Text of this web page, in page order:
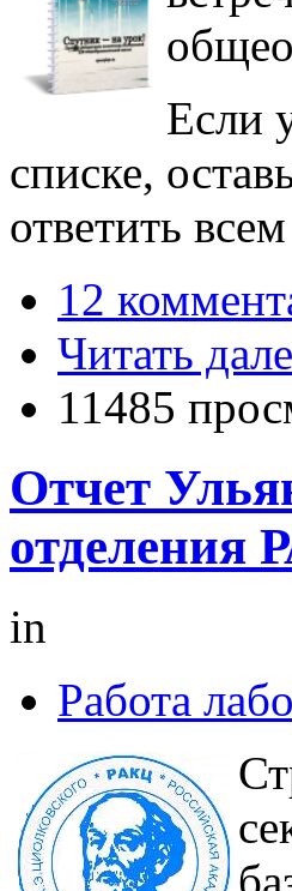
Если
списке,
ответить
12
Читать
11485
Отчет
отделения
in
Работа